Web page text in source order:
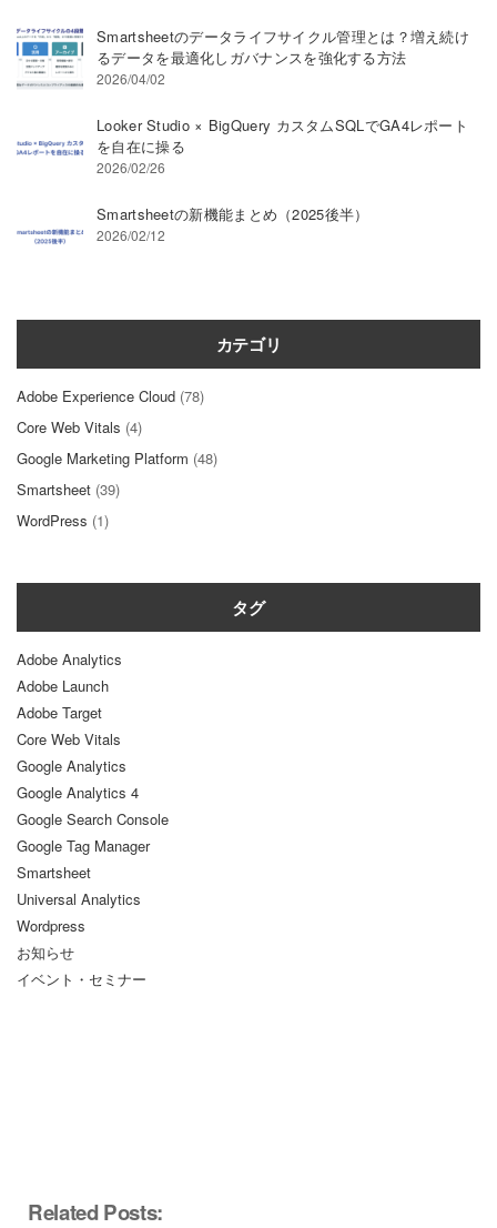
Smartsheetのデータライフサイクル管理とは？増え続け
るデータを最適化しガバナンスを強化する方法
2026/04/02
Looker Studio × BigQuery カスタムSQLでGA4レポート
を自在に操る
2026/02/26
Smartsheetの新機能まとめ（2025後半）
2026/02/12
カテゴリ
Adobe Experience Cloud (78)
Core Web Vitals (4)
Google Marketing Platform (48)
Smartsheet (39)
WordPress (1)
タグ
Adobe Analytics
Adobe Launch
Adobe Target
Core Web Vitals
Google Analytics
Google Analytics 4
Google Search Console
Google Tag Manager
Smartsheet
Universal Analytics
Wordpress
お知らせ
イベント・セミナー
Related Posts: